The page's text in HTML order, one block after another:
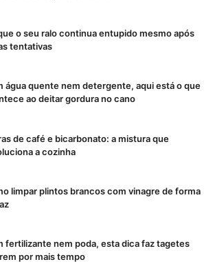
o seu ralo continua entupido mesmo após
tentativas
água quente nem detergente, aqui está o que
ao deitar gordura no cano
de café e bicarbonato: a mistura que
a cozinha
limpar plintos brancos com vinagre de forma
fertilizante nem poda, esta dica faz tagetes
por mais tempo